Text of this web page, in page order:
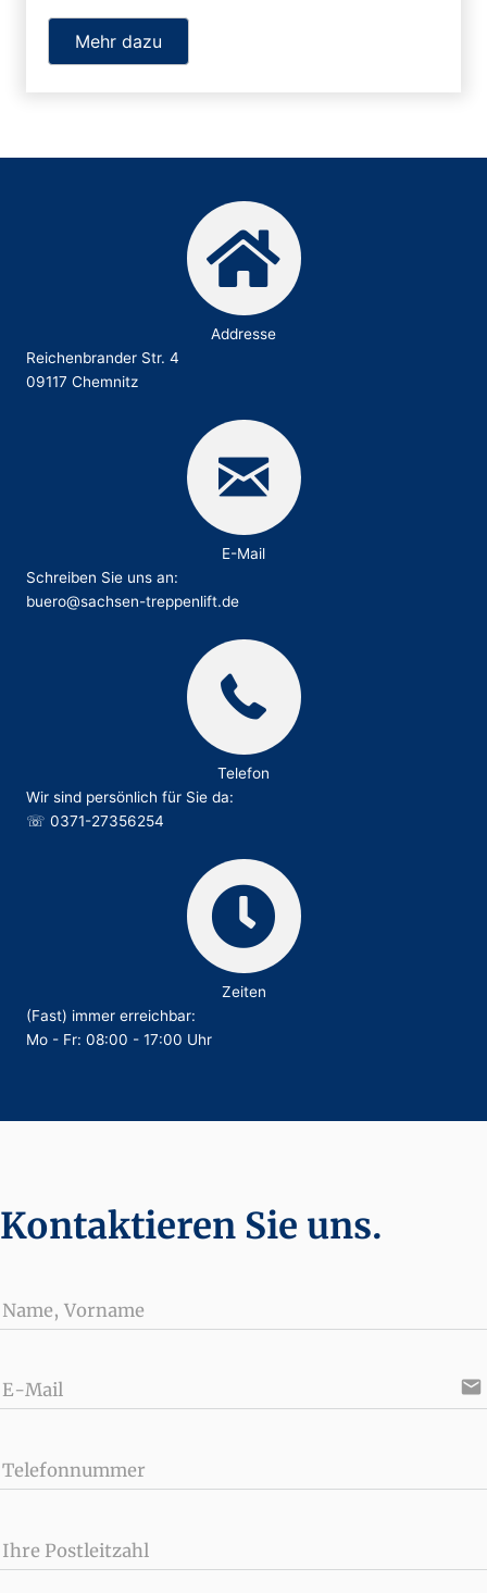
Mehr dazu
Addresse
Reichenbrander Str. 4
09117 Chemnitz
E-Mail
Schreiben Sie uns an:
buero@sachsen-treppenlift.de
Telefon
Wir sind persönlich für Sie da:
☏ 0371-27356254
Zeiten
(Fast) immer erreichbar:
Mo - Fr: 08:00 - 17:00 Uhr
Kontaktieren Sie uns.
Name, Vorname
E-Mail email
Telefonnummer
Ihre Postleitzahl